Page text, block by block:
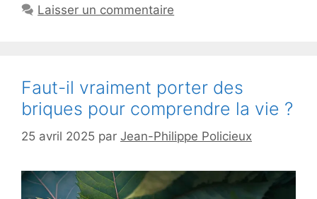
Laisser un commentaire
Faut-il vraiment porter des
briques pour comprendre la vie ?
25 avril 2025 par Jean-Philippe Policieux